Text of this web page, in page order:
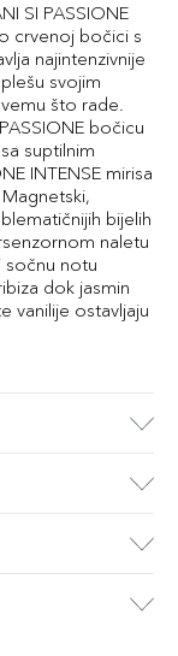
SI PASSIONE
crvenoj bočici s
najintenzivnije
svojim
što rade.
bočicu
suptilnim
INTENSE mirisa
bijelih
naletu
sočnu notu
dok jasmin
vanilije ostavljaju